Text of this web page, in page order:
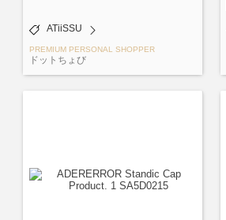
ATiiSSU
PREMIUM PERSONAL SHOPPER
ドットちょび